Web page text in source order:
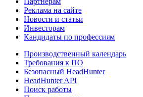
Реклама на сайте
Новости и статьи
Инвесторам
Кандидаты по профессиям
Производственный календарь
Требования к ПО
Безопасный HeadHunter
HeadHunter API
Поиск работы